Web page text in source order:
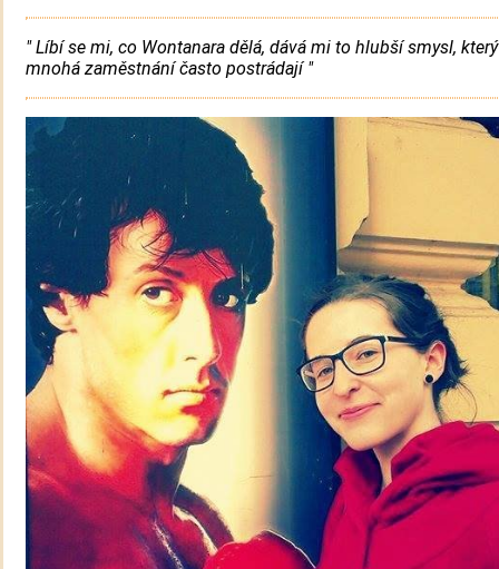
" Líbí se mi, co Wontanara dělá, dává mi to hlubší smysl, který
mnohá zaměstnání často postrádají "